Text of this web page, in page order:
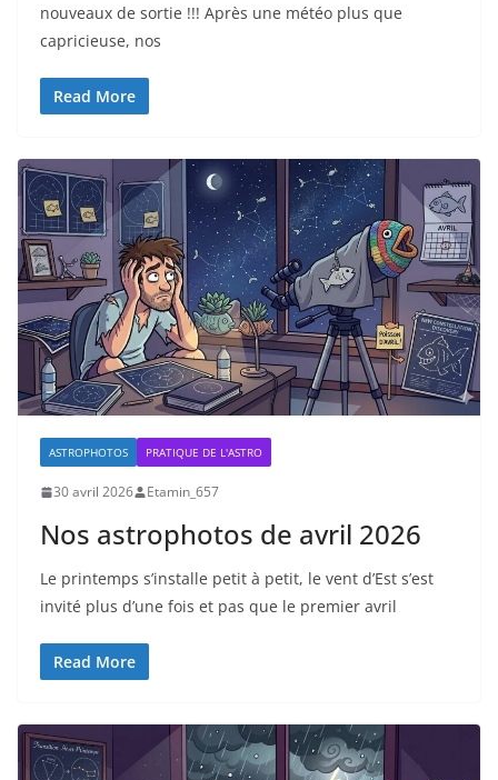
nouveaux de sortie !!! Après une météo plus que
capricieuse, nos
Read More
ASTROPHOTOS PRATIQUE DE L'ASTRO
30 avril 2026 Etamin_657
Nos astrophotos de avril 2026
Le printemps s’installe petit à petit, le vent d’Est s’est
invité plus d’une fois et pas que le premier avril
Read More